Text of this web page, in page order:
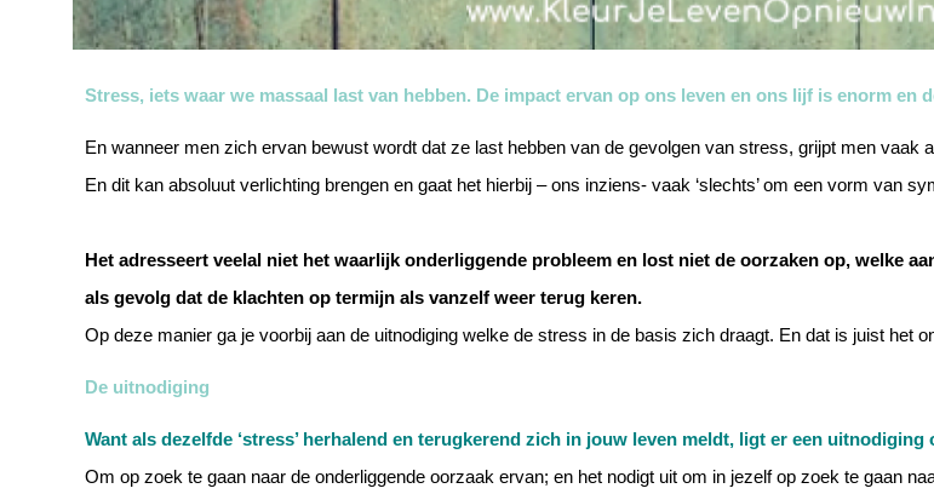
Stress, iets waar we massaal last van hebben. De impact ervan op ons leven en ons lijf is enorm en
En wanneer men zich ervan bewust wordt dat ze last hebben van de gevolgen van stress, grijpt men vaak
En dit kan absoluut verlichting brengen en gaat het hierbij – ons inziens- vaak ‘slechts’ om een vorm van
Het adresseert veelal niet het waarlijk onderliggende probleem en lost niet de oorzaken op, welke
als gevolg dat de klachten op termijn als vanzelf weer terug keren.
Op deze manier ga je voorbij aan de uitnodiging welke de stress in de basis zich draagt. En dat is juist het
De uitnodiging
Want als dezelfde ‘stress’ herhalend en terugkerend zich in jouw leven meldt, ligt er een
Om op zoek te gaan naar de onderliggende oorzaak ervan; en het nodigt uit om in jezelf op zoek te gaan